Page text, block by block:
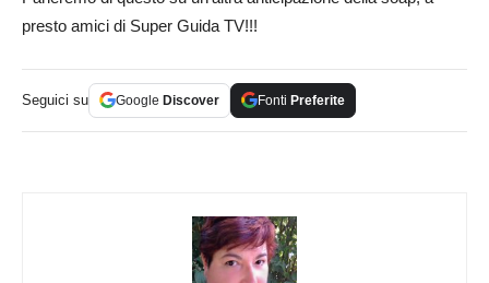
presto amici di Super Guida TV!!!
Seguici su Google Discover Fonti Preferite